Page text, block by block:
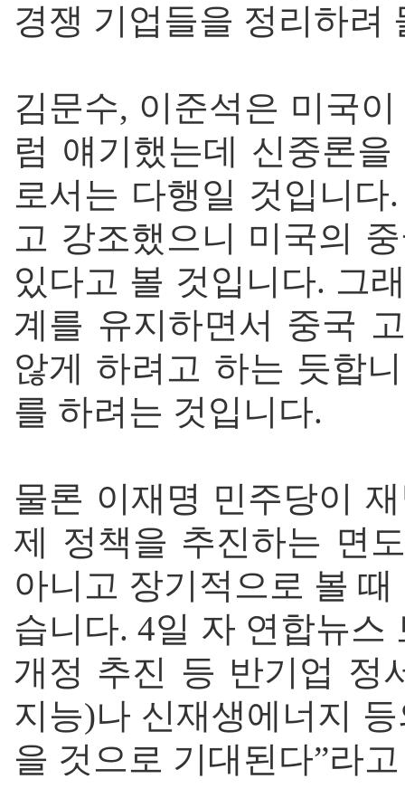
경쟁 기업들을 정리하
김문수, 이준석은 미국
럼 얘기했는데 신중론
로서는 다행일 것입니
고 강조했으니 미국의
있다고 볼 것입니다. 그
계를 유지하면서 중국
않게 하려고 하는 듯합
를 하려는 것입니다.
물론 이재명 민주당이
제 정책을 추진하는 면
아니고 장기적으로 볼
습니다. 4일 자 연합뉴스
개정 추진 등 반기업 정
지능)나 신재생에너지
을 것으로 기대된다”라